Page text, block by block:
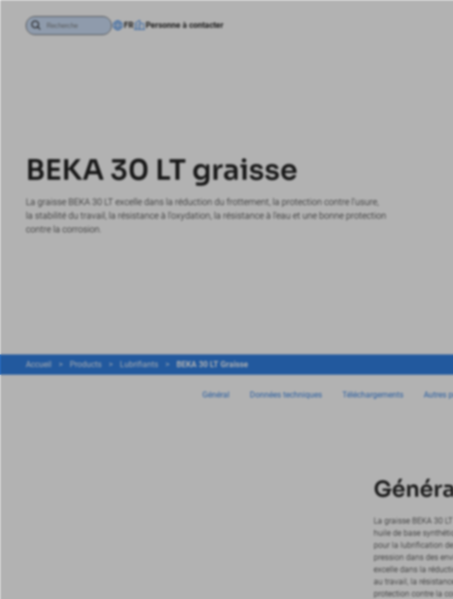
FR Personne à contacter
BEKA 30 LT graisse
La graisse BEKA 30 LT excelle dans la réduction du frottement, la protection contre l'usure,
la stabilité du travail, la résistance à l'oxydation, la résistance à l'eau et une bonne protection
contre la corrosion.
Accueil > Products > Lubrifiants > BEKA 30 LT Graisse
Général Données techniques Téléchargements Autres
La graisse BEKA 30
huile de base
pour la lubrification
pression dans des
excelle dans la
au travail, la
protection contre la